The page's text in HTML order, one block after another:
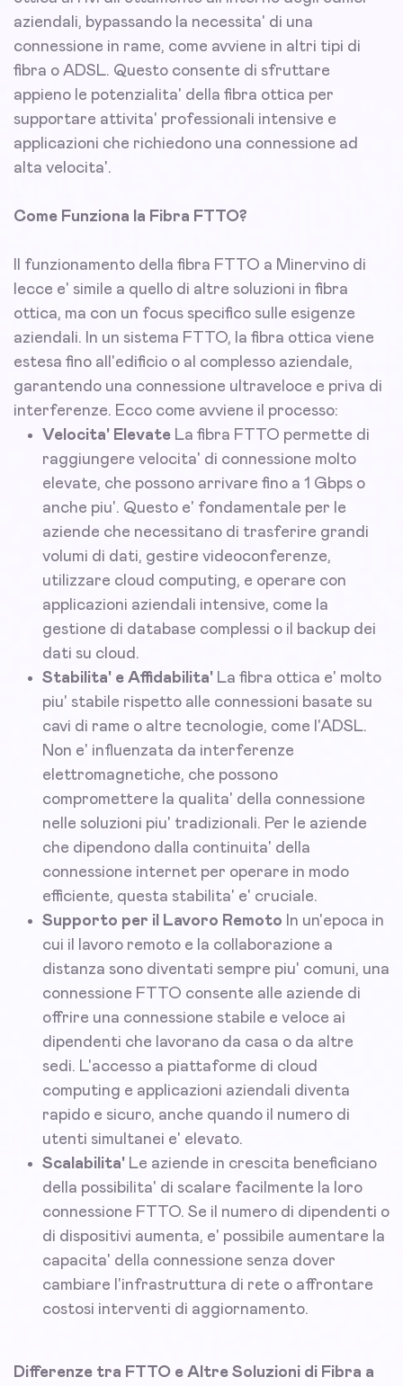
aziendali, bypassando la necessita' di una
connessione in rame, come avviene in altri tipi di
fibra o ADSL. Questo consente di sfruttare
appieno le potenzialita' della fibra ottica per
supportare attivita' professionali intensive e
applicazioni che richiedono una connessione ad
alta velocita'.
Come Funziona la Fibra FTTO?
Il funzionamento della fibra FTTO a Minervino di
lecce e' simile a quello di altre soluzioni in fibra
ottica, ma con un focus specifico sulle esigenze
aziendali. In un sistema FTTO, la fibra ottica viene
estesa fino all'edificio o al complesso aziendale,
garantendo una connessione ultraveloce e priva di
interferenze. Ecco come avviene il processo:
Velocita' Elevate La fibra FTTO permette di
raggiungere velocita' di connessione molto
elevate, che possono arrivare fino a 1 Gbps o
anche piu'. Questo e' fondamentale per le
aziende che necessitano di trasferire grandi
volumi di dati, gestire videoconferenze,
utilizzare cloud computing, e operare con
applicazioni aziendali intensive, come la
gestione di database complessi o il backup dei
dati su cloud.
Stabilita' e Affidabilita' La fibra ottica e' molto
piu' stabile rispetto alle connessioni basate su
cavi di rame o altre tecnologie, come l'ADSL.
Non e' influenzata da interferenze
elettromagnetiche, che possono
compromettere la qualita' della connessione
nelle soluzioni piu' tradizionali. Per le aziende
che dipendono dalla continuita' della
connessione internet per operare in modo
efficiente, questa stabilita' e' cruciale.
Supporto per il Lavoro Remoto In un'epoca in
cui il lavoro remoto e la collaborazione a
distanza sono diventati sempre piu' comuni, una
connessione FTTO consente alle aziende di
offrire una connessione stabile e veloce ai
dipendenti che lavorano da casa o da altre
sedi. L'accesso a piattaforme di cloud
computing e applicazioni aziendali diventa
rapido e sicuro, anche quando il numero di
utenti simultanei e' elevato.
Scalabilita' Le aziende in crescita beneficiano
della possibilita' di scalare facilmente la loro
connessione FTTO. Se il numero di dipendenti o
di dispositivi aumenta, e' possibile aumentare la
capacita' della connessione senza dover
cambiare l'infrastruttura di rete o affrontare
costosi interventi di aggiornamento.
Differenze tra FTTO e Altre Soluzioni di Fibra a